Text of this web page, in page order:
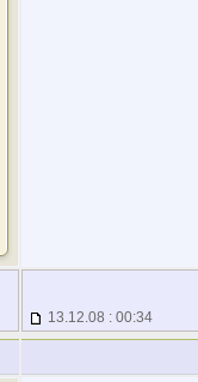
13.12.08 : 00:34